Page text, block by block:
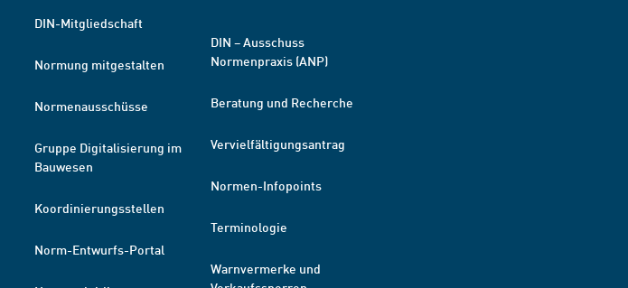
DIN-Mitgliedschaft
Normung mitgestalten
Normenausschüsse
Gruppe Digitalisierung im
Bauwesen
Koordinierungsstellen
Norm-Entwurfs-Portal
DIN – Ausschuss
Normenpraxis (ANP)
Beratung und Recherche
Vervielfältigungsantrag
Normen-Infopoints
Terminologie
Warnvermerke und